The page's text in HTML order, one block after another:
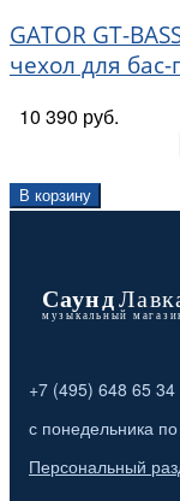
GATOR GT-
чехол для
10 390 руб.
В корзину
+7 (495) 648 65 34
с понедельника
Персональный